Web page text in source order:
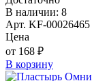
В наличии: 8
Арт. KF-00026465
Цена
от 168 ₽
В корзину